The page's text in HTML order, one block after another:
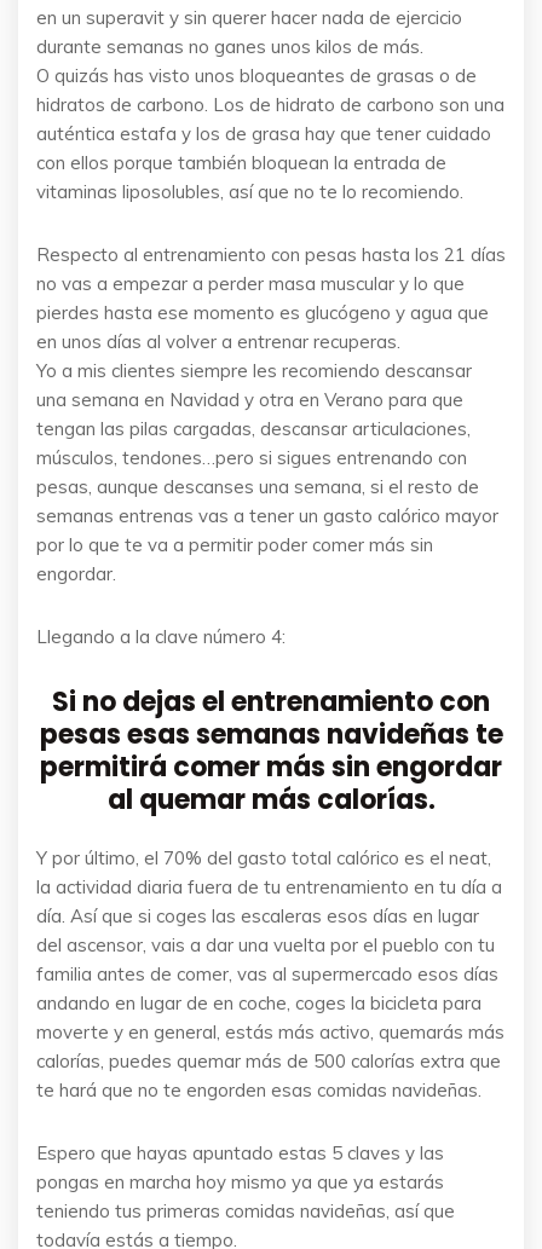
en un superavit y sin querer hacer nada de ejercicio
durante semanas no ganes unos kilos de más.
O quizás has visto unos bloqueantes de grasas o de
hidratos de carbono. Los de hidrato de carbono son una
auténtica estafa y los de grasa hay que tener cuidado
con ellos porque también bloquean la entrada de
vitaminas liposolubles, así que no te lo recomiendo.
Respecto al entrenamiento con pesas hasta los 21 días
no vas a empezar a perder masa muscular y lo que
pierdes hasta ese momento es glucógeno y agua que
en unos días al volver a entrenar recuperas.
Yo a mis clientes siempre les recomiendo descansar
una semana en Navidad y otra en Verano para que
tengan las pilas cargadas, descansar articulaciones,
músculos, tendones…pero si sigues entrenando con
pesas, aunque descanses una semana, si el resto de
semanas entrenas vas a tener un gasto calórico mayor
por lo que te va a permitir poder comer más sin
engordar.
Llegando a la clave número 4:
Si no dejas el entrenamiento con
pesas esas semanas navideñas te
permitirá comer más sin engordar
al quemar más calorías.
Y por último, el 70% del gasto total calórico es el neat,
la actividad diaria fuera de tu entrenamiento en tu día a
día. Así que si coges las escaleras esos días en lugar
del ascensor, vais a dar una vuelta por el pueblo con tu
familia antes de comer, vas al supermercado esos días
andando en lugar de en coche, coges la bicicleta para
moverte y en general, estás más activo, quemarás más
calorías, puedes quemar más de 500 calorías extra que
te hará que no te engorden esas comidas navideñas.
Espero que hayas apuntado estas 5 claves y las
pongas en marcha hoy mismo ya que ya estarás
teniendo tus primeras comidas navideñas, así que
todavía estás a tiempo.